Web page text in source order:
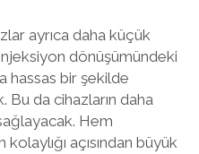
ayrıca daha küçük
dönüşümündeki
hassas bir şekilde
Bu da cihazların daha
Hem
açısından büyük